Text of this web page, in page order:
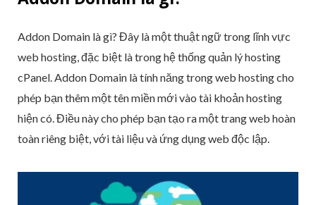
Addon Domain là gì? Đây là một thuật ngữ trong lĩnh vực
web hosting, đặc biệt là trong hệ thống quản lý hosting
cPanel. Addon Domain là tính năng trong web hosting cho
phép bạn thêm một tên miền mới vào tài khoản hosting
hiện có. Điều này cho phép bạn tạo ra một trang web hoàn
toàn riêng biệt, với tài liệu và ứng dụng web độc lập.